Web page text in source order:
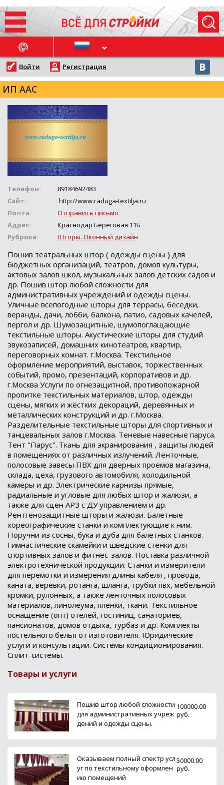
НОВОСТИ
Войти Регистрация
ИП ААС
Телефон:
89184692483
Сайт:
http://www.raduga-textilja.ru
Почта:
Отправить письмо
Адрес:
Краснодар Береговая 11Б
Рубрика:
Шторы. Оконный дизайн
Пошив театральных штор ( одежды сцены ) для
бюджетных организаций, театров, домов культуры,
актовых залов школ, музыкальных залов детских садов и
др. Пошив штор любой сложности для
административных учреждений и одежды сцены.
Уличные всепогодные шторы для террасы, беседки,
веранды, дачи, лобби, балкона, патио, садовых качелей,
пергол и др. Шумозащитные, шумопоглащающие
текстильные шторы. Акустические шторы для студий
звукозаписей, домашних кинотеатров, квартир,
переговорных комнат. г.Москва. Текстильное
оформление мероприятий, выставок, торжественных
событий, промо, презентаций, корпоративов и др.
г.Москва Услуги по огнезащитной, противопожарной
пропитке текстильных материалов, штор, одежды
сцены, мягких и жёстких декораций, деревянных и
металлических конструкций и др. г.Москва.
Разделительные текстильные шторы для спортивных и
танцевальных залов г.Москва. Теневые навесные паруса.
Тент "Парус". Ткань для экранирования , защиты людей
в помещениях от различных излучений. Ленточные,
полосовые завесы ПВХ для дверных проёмов магазина,
склада, цеха, грузового автомобиля, холодильной
камеры и др. Электрические карнизы прямые,
радиальные и угловые для любых штор и жалюзи, а
также для сцен АРЗ с ДУ управлением и др.
Рентгенозащитные шторы и жалюзи. Балетные
хореографические станки и комплектующие к ним.
Поручни из сосны, бука и дуба для балетных станков.
Гимнастические скамейки и шведские стенки для
спортивных залов и фитнес-залов. Поставка различной
электротехнической продукции. Станки и измерители
для перемотки и измерения длины кабеля , провода,
каната, веревки, ротанга, шланга, трубки пвх, мебельной
кромки, рулонных, а также ленточных полосовых
материалов, линолеума, пленки, ткани. Текстильное
оснащение (опт) отелей, гостиниц, санаториев,
пансионатов, домов отдыха, турбаз и др. Комплекты
постельного белья от изготовителя. Юридические
услуги и консультации. Системы кондиционирования.
Сплит-системы.
Товары и услуги
Пошив штор любой сложности
для административных учреж
дений и одежды сцены.
100000.00
руб.
Оказываем полный спектр усл
уг по текстильному оформлен
ию помещений
50000.00
руб.